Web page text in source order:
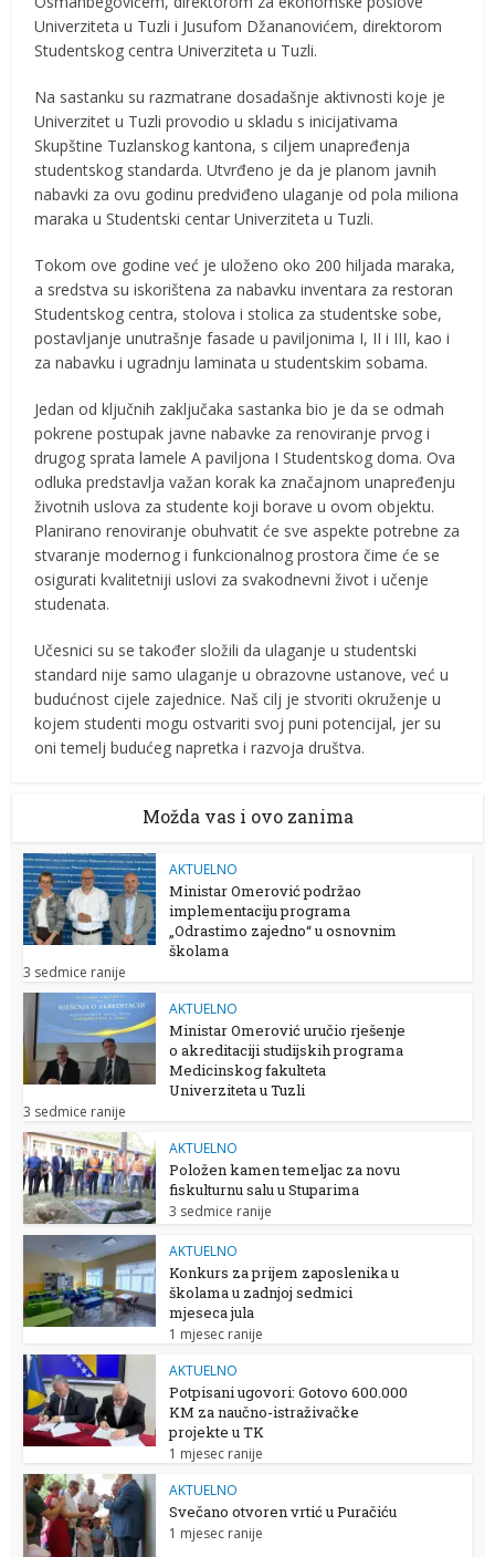
Univerziteta u Tuzli i Jusufom Džananovićem, direktorom
Studentskog centra Univerziteta u Tuzli.
Na sastanku su razmatrane dosadašnje aktivnosti koje je
Univerzitet u Tuzli provodio u skladu s inicijativama
Skupštine Tuzlanskog kantona, s ciljem unapređenja
studentskog standarda. Utvrđeno je da je planom javnih
nabavki za ovu godinu predviđeno ulaganje od pola miliona
maraka u Studentski centar Univerziteta u Tuzli.
Tokom ove godine već je uloženo oko 200 hiljada maraka,
a sredstva su iskorištena za nabavku inventara za restoran
Studentskog centra, stolova i stolica za studentske sobe,
postavljanje unutrašnje fasade u paviljonima I, II i III, kao i
za nabavku i ugradnju laminata u studentskim sobama.
Jedan od ključnih zaključaka sastanka bio je da se odmah
pokrene postupak javne nabavke za renoviranje prvog i
drugog sprata lamele A paviljona I Studentskog doma. Ova
odluka predstavlja važan korak ka značajnom unapređenju
životnih uslova za studente koji borave u ovom objektu.
Planirano renoviranje obuhvatit će sve aspekte potrebne za
stvaranje modernog i funkcionalnog prostora čime će se
osigurati kvalitetniji uslovi za svakodnevni život i učenje
studenata.
Učesnici su se također složili da ulaganje u studentski
standard nije samo ulaganje u obrazovne ustanove, već u
budućnost cijele zajednice. Naš cilj je stvoriti okruženje u
kojem studenti mogu ostvariti svoj puni potencijal, jer su
oni temelj budućeg napretka i razvoja društva.
Možda vas i ovo zanima
AKTUELNO
Ministar Omerović podržao
implementaciju programa
„Odrastimo zajedno“ u osnovnim
školama
3 sedmice ranije
AKTUELNO
Ministar Omerović uručio rješenje
o akreditaciji studijskih programa
Medicinskog fakulteta
Univerziteta u Tuzli
3 sedmice ranije
AKTUELNO
Položen kamen temeljac za novu
fiskulturnu salu u Stuparima
3 sedmice ranije
AKTUELNO
Konkurs za prijem zaposlenika u
školama u zadnjoj sedmici
mjeseca jula
1 mjesec ranije
AKTUELNO
Potpisani ugovori: Gotovo 600.000
KM za naučno-istraživačke
projekte u TK
1 mjesec ranije
AKTUELNO
Svečano otvoren vrtić u Puračiću
1 mjesec ranije